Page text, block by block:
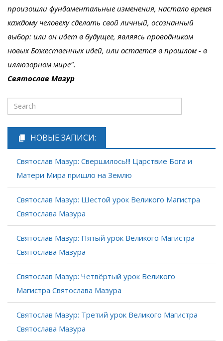
произошли фундаментальные изменения, настало время
каждому человеку сделать свой личный, осознанный
выбор: или он идет в будущее, являясь проводником
новых Божественных идей, или остается в прошлом - в
иллюзорном мире".
Святослав Мазур
НОВЫЕ ЗАПИСИ:
Святослав Мазур: Свершилось!!! Царствие Бога и
Матери Мира пришло на Землю
Святослав Мазур: Шестой урок Великого Магистра
Святослава Мазура
Святослав Мазур: Пятый урок Великого Магистра
Святослава Мазура
Святослав Мазур: Четвёртый урок Великого
Магистра Святослава Мазура
Святослав Мазур: Третий урок Великого Магистра
Святослава Мазура